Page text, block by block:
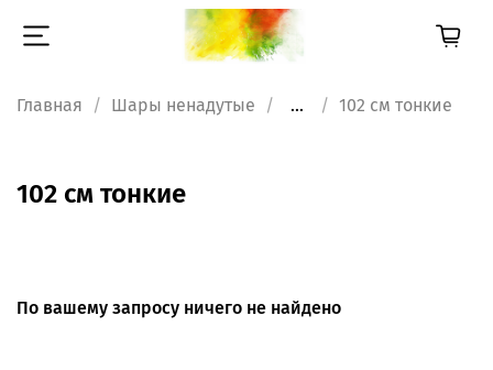
Главная Шары ненадутые ... 102 см тонкие
102 см тонкие
По вашему запросу ничего не найдено